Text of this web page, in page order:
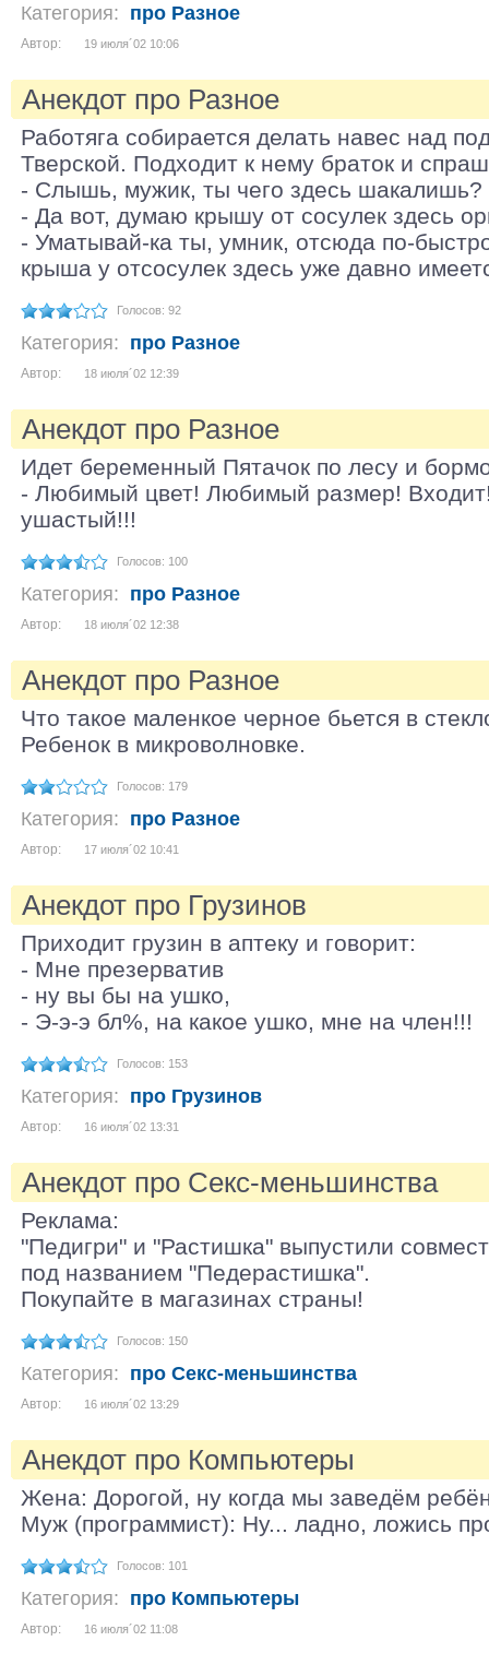
Категория: про Разное
Автор: 19 июля´02 10:06
Анекдот про Разное
Работяга собирается делать навес над
Тверской. Подходит к нему браток и
- Слышь, мужик, ты чего здесь шакалишь?
- Да вот, думаю крышу от сосулек здесь
- Уматывай-ка ты, умник, отсюда по-
крыша у отсосулек здесь уже давно
Голосов: 92
Категория: про Разное
Автор: 18 июля´02 12:39
Анекдот про Разное
Идет беременный Пятачок по лесу и
- Любимый цвет! Любимый размер!
ушастый!!!
Голосов: 100
Категория: про Разное
Автор: 18 июля´02 12:38
Анекдот про Разное
Что такое маленкое черное бьется в
Ребенок в микроволновке.
Голосов: 179
Категория: про Разное
Автор: 17 июля´02 10:41
Анекдот про Грузинов
Приходит грузин в аптеку и говорит:
- Мне презерватив
- ну вы бы на ушко,
- Э-э-э бл%, на какое ушко, мне на член!!!
Голосов: 153
Категория: про Грузинов
Автор: 16 июля´02 13:31
Анекдот про Секс-меньшинства
Реклама:
"Педигри" и "Растишка" выпустили
под названием "Педерастишка".
Покупайте в магазинах страны!
Голосов: 150
Категория: про Секс-меньшинства
Автор: 16 июля´02 13:29
Анекдот про Компьютеры
Жена: Дорогой, ну когда мы заведём
Муж (программист): Ну... ладно, ложись
Голосов: 101
Категория: про Компьютеры
Автор: 16 июля´02 11:08